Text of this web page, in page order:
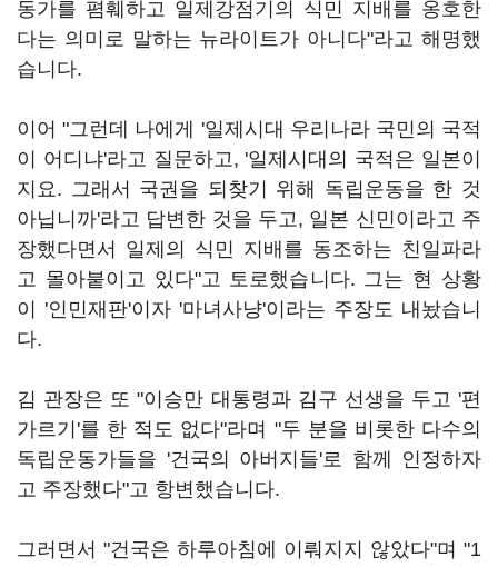
동가를 폄훼하고 일제강점기의 식민 지배를 옹호한
다는 의미로 말하는 뉴라이트가 아니다"라고 해명했
습니다.
이어 "그런데 나에게 '일제시대 우리나라 국민의 국적
이 어디냐'라고 질문하고, '일제시대의 국적은 일본이
지요. 그래서 국권을 되찾기 위해 독립운동을 한 것
아닙니까'라고 답변한 것을 두고, 일본 신민이라고 주
장했다면서 일제의 식민 지배를 동조하는 친일파라
고 몰아붙이고 있다"고 토로했습니다. 그는 현 상황
이 '인민재판'이자 '마녀사냥'이라는 주장도 내놨습니
다.
김 관장은 또 "이승만 대통령과 김구 선생을 두고 '편
가르기'를 한 적도 없다"라며 "두 분을 비롯한 다수의
독립운동가들을 '건국의 아버지들'로 함께 인정하자
고 주장했다"고 항변했습니다.
그러면서 "건국은 하루아침에 이뤄지지 않았다"며 "1